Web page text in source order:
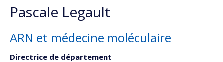
Pascale Legault
ARN et médecine moléculaire
Directrice de département